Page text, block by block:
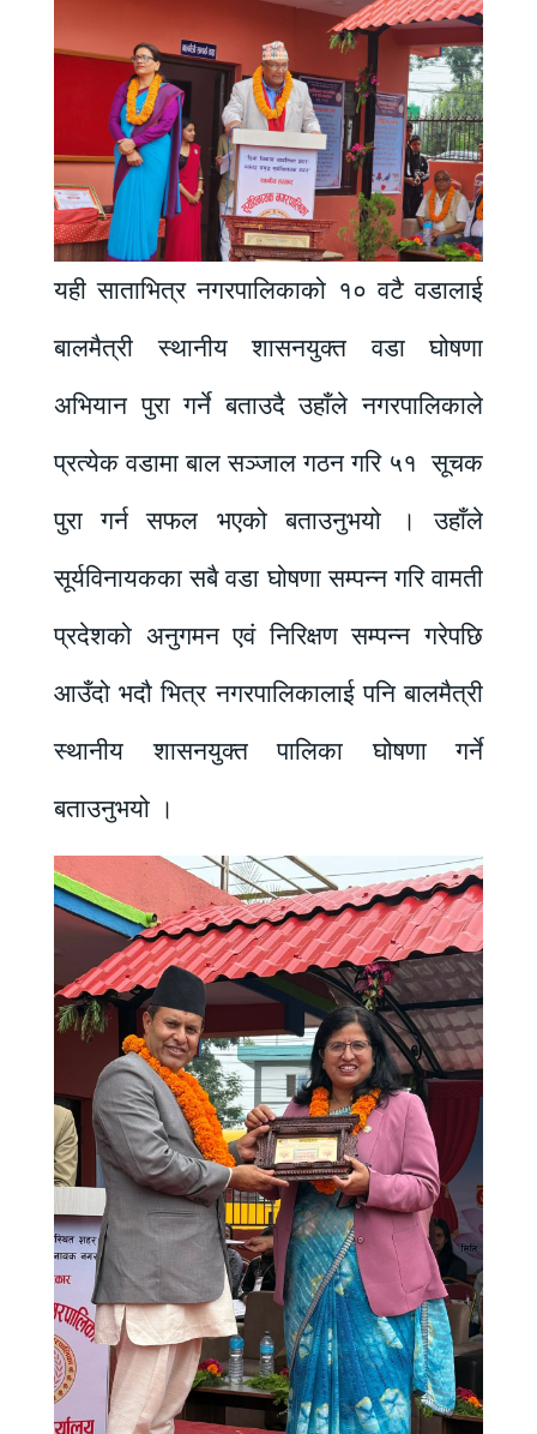
यही साताभित्र नगरपालिकाको १० वटै वडालाई
बालमैत्री स्थानीय शासनयुक्त वडा घोषणा
अभियान पुरा गर्ने बताउदै उहाँले नगरपालिकाले
प्रत्येक वडामा बाल सञ्जाल गठन गरि ५१ सूचक
पुरा गर्न सफल भएको बताउनुभयो । उहाँले
सूर्यविनायकका सबै वडा घोषणा सम्पन्न गरि वामती
प्रदेशको अनुगमन एवं निरिक्षण सम्पन्न गरेपछि
आउँदो भदौ भित्र नगरपालिकालाई पनि बालमैत्री
स्थानीय शासनयुक्त पालिका घोषणा गर्ने
बताउनुभयो ।